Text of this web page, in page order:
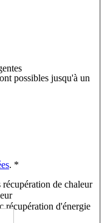
de chaleur
récupération d'énergie
possibles jusqu'à un
. *